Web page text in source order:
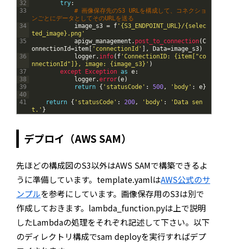
32
33
34
35
36
37
38
39
40
41
try:
# 画像保存先のS3 URLを構成して、コネクショ
ンごとにデータとしてそのURLを送る
image_s3 = f '{S3_ENDPOINT_URL}/{selec
ted_image}.png'
apigw_management . post_to_connection(C
onnectionId=item 'connectionId' , Data=image_s3)
logger. info( f 'ConnectionID: {item["co
nnectionId"]}, image: {image_s3}' )
except
Exception as e:
logger.error(e)
return { 'statusCode' : 500, 'body' : e}
return { 'statusCode' : 200, 'body' :
'Data sen
t.' }
デプロイ（AWS SAM）
先ほどの構成図のS3以外はAWS SAMで構築できるよ
うに準備しています。template.yamlはAWS公式のサ
ンプルを参考にしています。画像保存用のS3は別で
作成しておきます。lambda_function.pyは上で説明
したLambdaの処理をそれぞれ記述して下さい。以下
のディレクトリ構成でsam deployを実行すればデプ